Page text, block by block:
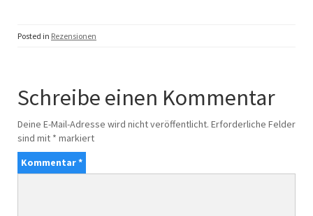
Posted in Rezensionen
Schreibe einen Kommentar
Deine E-Mail-Adresse wird nicht veröffentlicht. Erforderliche Felder
sind mit * markiert
Kommentar*